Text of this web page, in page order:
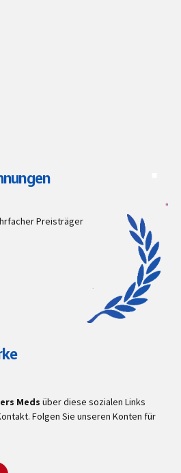
Preisträger
Meds über diese sozialen Links
Folgen Sie unseren Konten für